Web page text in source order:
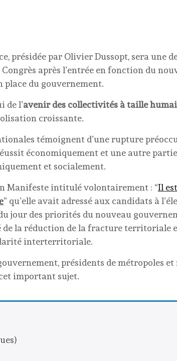
présidée par Olivier Dussopt, sera une
après l’entrée en fonction du
place du gouvernement.
de l’avenir des collectivités à taille
croissante.
témoignent d’une rupture
économiquement et une autre
et socialement.
Manifeste intitulé volontairement : “Il
” qu’elle avait adressé aux candidats à
jour des priorités du nouveau
de la réduction de la fracture territoriale
interterritoriale.
présidents de métropoles et
important sujet.